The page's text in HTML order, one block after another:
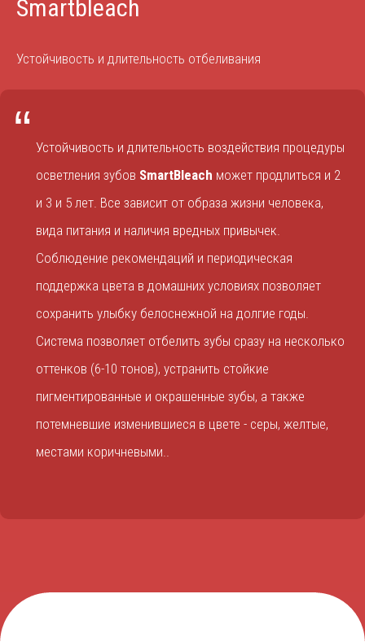
Smartbleach
Устойчивость и длительность отбеливания
“ Устойчивость и длительность воздействия процедуры
осветления зубов SmartBleach может продлиться и 2
и 3 и 5 лет. Все зависит от образа жизни человека,
вида питания и наличия вредных привычек.
Соблюдение рекомендаций и периодическая
поддержка цвета в домашних условиях позволяет
сохранить улыбку белоснежной на долгие годы.
Система позволяет отбелить зубы сразу на несколько
оттенков (6-10 тонов), устранить стойкие
пигментированные и окрашенные зубы, а также
потемневшие изменившиеся в цвете - серы, желтые,
местами коричневыми..